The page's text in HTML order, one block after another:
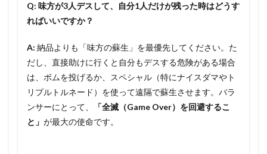
Q: 味方が3人デスして、自分1人だけが残った時はどうす
ればいいですか？
A: 納品よりも「味方の蘇生」を最優先してください。た
だし、直接助けに行くと自分もデスする危険がある場合
は、ボムを投げるか、スペシャル（特にナイスダマやト
リプルトルネード）を使って遠隔で蘇生させます。バラ
ンサーにとって、
「全滅（Game Over）を回避するこ
と」 が最大の使命です。